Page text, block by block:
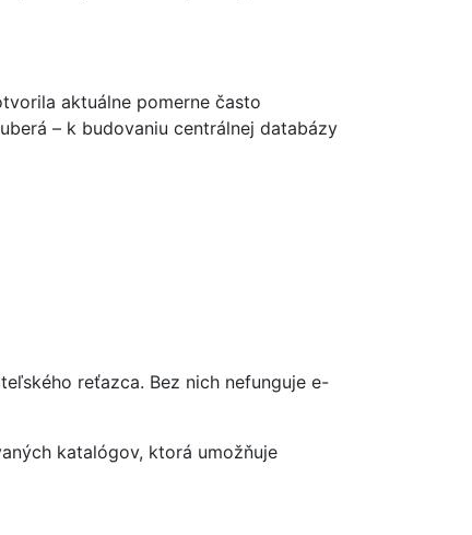
aktuálne pomerne často
– k budovaniu centrálnej databázy
reťazca. Bez nich nefunguje e-
katalógov, ktorá umožňuje